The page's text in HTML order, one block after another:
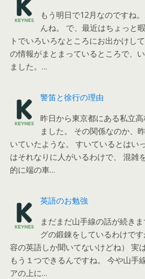
もう明日で12月なのですね
んね。 で、最近はちょっと
トでいろいろなところにお出かけし
の情報がまとまっているところで、
ました。…
警笛と徐行の理由
昨日から東京都にある私立
ました。 その関係なのか、
いていたような。 すいているとはい
はそれなりに人がいるわけで、 混雑
的に端の車…
英語のお勉強
まだまだ山手線の話が続き
グの鍛錬をしているわけで
容の英語しか聞いてないけどね） 実
もう１つできるんですね。 今や山手
アの上に…